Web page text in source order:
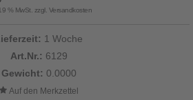
% MwSt. zzgl. Versandkosten
1 Woche
Art.Nr.: 6129
Gewicht: 0.0000